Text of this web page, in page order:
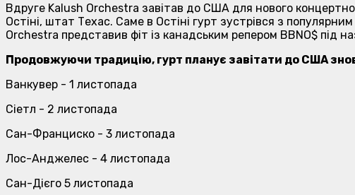
Вдруге Kalush Orchestra завітав до США для нового
Остіні, штат Техас. Саме в Остіні гурт зустрівся з
Orchestra представив фіт із канадським репером BBNO$ під
Продовжуючи традицію, гурт планує завітати до США
Ванкувер - 1 листопада
Сіетл - 2 листопада
Сан-Франциско - 3 листопада
Лос-Анджелес - 4 листопада
Сан-Дієго 5 листопада